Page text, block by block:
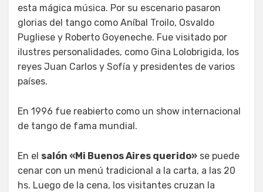
esta mágica música. Por su escenario pasaron
glorias del tango como Aníbal Troilo, Osvaldo
Pugliese y Roberto Goyeneche. Fue visitado por
ilustres personalidades, como Gina Lolobrigida, los
reyes Juan Carlos y Sofía y presidentes de varios
países.
En 1996 fue reabierto como un show internacional
de tango de fama mundial.
En el salón «Mi Buenos Aires querido» se puede
cenar con un menú tradicional a la carta, a las 20
hs. Luego de la cena, los visitantes cruzan la